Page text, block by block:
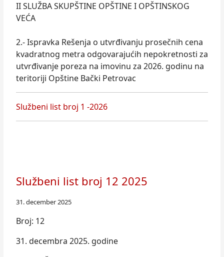
II SLUŽBA SKUPŠTINE OPŠTINE I OPŠTINSKOG
VEĆA
2.- Ispravka Rešenja o utvrđivanju prosečnih cena
kvadratnog metra odgovarajućih nepokretnosti za
utvrđivanje poreza na imovinu za 2026. godinu na
teritoriji Opštine Bački Petrovac
Službeni list broj 1 -2026
Službeni list broj 12 2025
31. december 2025
Broj: 12
31. decembra 2025. godine